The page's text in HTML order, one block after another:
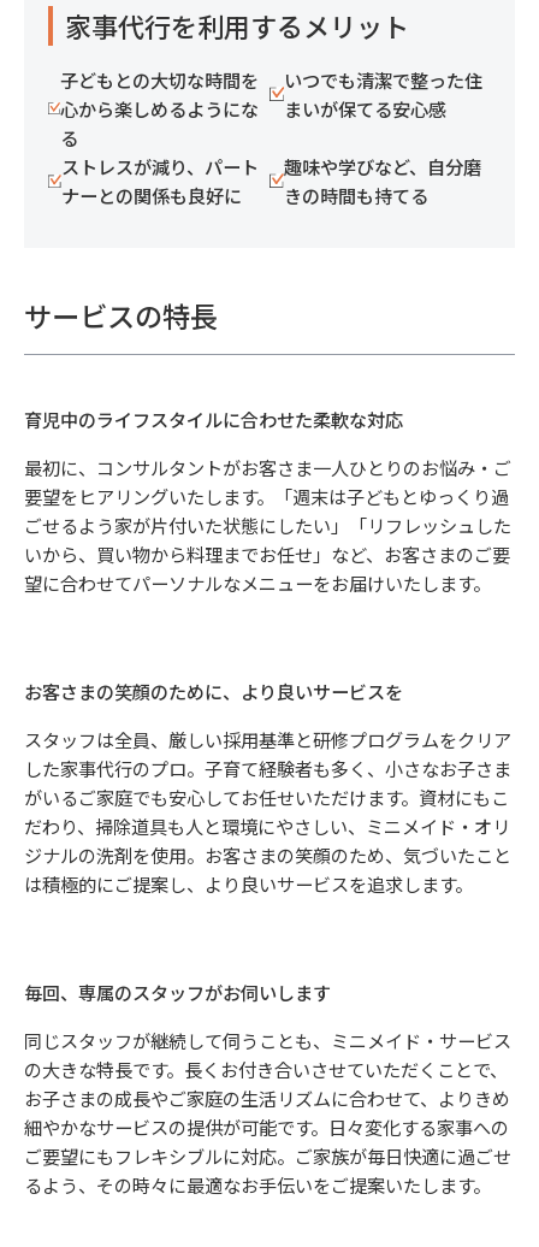
家事代行を利用するメリット
子どもとの大切な時間を
心から楽しめるようにな
る
いつでも清潔で整った住
まいが保てる安心感
ストレスが減り、パート
ナーとの関係も良好に
趣味や学びなど、自分磨
きの時間も持てる
サービスの特長
育児中のライフスタイルに合わせた柔軟な対応
最初に、コンサルタントがお客さま一人ひとりのお悩み・ご
要望をヒアリングいたします。「週末は子どもとゆっくり過
ごせるよう家が片付いた状態にしたい」「リフレッシュした
いから、買い物から料理までお任せ」など、お客さまのご要
望に合わせてパーソナルなメニューをお届けいたします。
お客さまの笑顔のために、より良いサービスを
スタッフは全員、厳しい採用基準と研修プログラムをクリア
した家事代行のプロ。子育て経験者も多く、小さなお子さま
がいるご家庭でも安心してお任せいただけます。資材にもこ
だわり、掃除道具も人と環境にやさしい、ミニメイド・オリ
ジナルの洗剤を使用。お客さまの笑顔のため、気づいたこと
は積極的にご提案し、より良いサービスを追求します。
毎回、専属のスタッフがお伺いします
同じスタッフが継続して伺うことも、ミニメイド・サービス
の大きな特長です。長くお付き合いさせていただくことで、
お子さまの成長やご家庭の生活リズムに合わせて、よりきめ
細やかなサービスの提供が可能です。日々変化する家事への
ご要望にもフレキシブルに対応。ご家族が毎日快適に過ごせ
るよう、その時々に最適なお手伝いをご提案いたします。